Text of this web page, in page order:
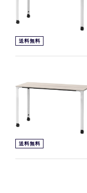
送料無料
送料無料